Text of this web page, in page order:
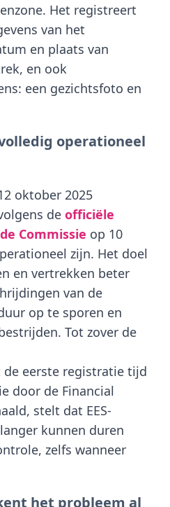
Het registreert
van het
en plaats van
en ook
: een gezichtsfoto en
operationeel
oktober 2025
de officiële
Commissie op 10
zijn. Het doel
en vertrekken beter
van de
op te sporen en
Tot zover de
eerste registratie tijd
door de Financial
stelt dat EES-
kunnen duren
zelfs wanneer
het probleem al